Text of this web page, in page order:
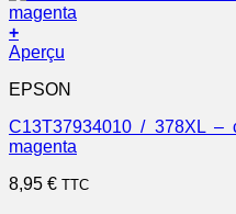
+
Aperçu
EPSON
C13T37934010 / 378XL –
magenta
8,95 € TTC